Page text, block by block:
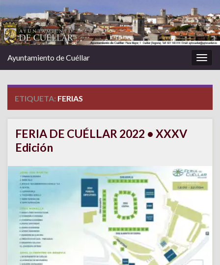
la
Ayuntamiento de Cuéllar
ETIQUETA: FERIAS
FERIA DE CUÉLLAR 2022 • XXXV
Edición